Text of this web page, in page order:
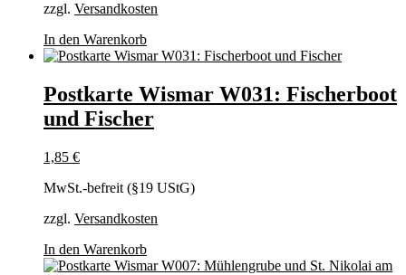
zzgl. Versandkosten
In den Warenkorb
Postkarte Wismar W031: Fischerboot
und Fischer
1,85 €
MwSt.-befreit (§19 UStG)
zzgl. Versandkosten
In den Warenkorb